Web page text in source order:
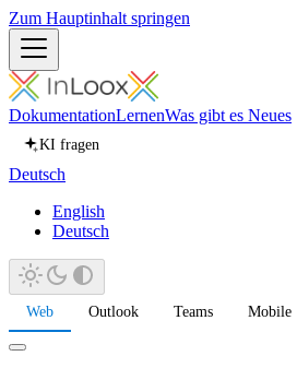
Zum Hauptinhalt springen
DokumentationLernenWas gibt es Neues
KI fragen
Deutsch
English
Deutsch
Web Outlook Teams Mobile